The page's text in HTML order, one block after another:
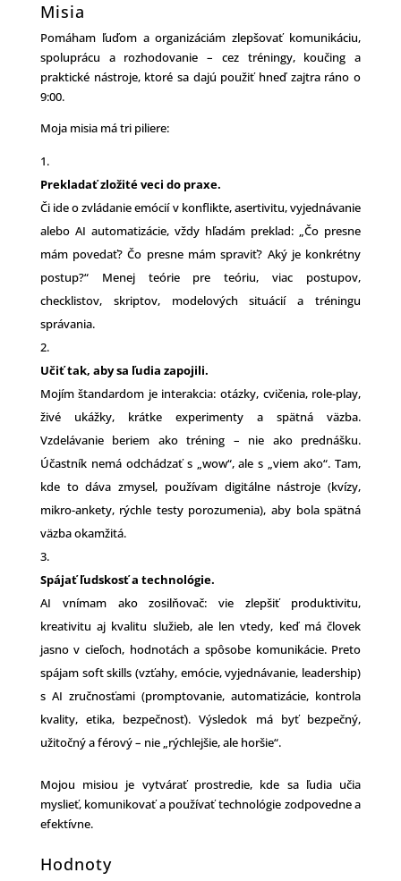
Misia
Pomáham ľuďom a organizáciám zlepšovať komunikáciu,
spoluprácu a rozhodovanie – cez tréningy, koučing a
praktické nástroje, ktoré sa dajú použiť hneď zajtra ráno o
9:00.
Moja misia má tri piliere:
Prekladať zložité veci do praxe.
Či ide o zvládanie emócií v konflikte, asertivitu, vyjednávanie
alebo AI automatizácie, vždy hľadám preklad: „Čo presne
mám povedať? Čo presne mám spraviť? Aký je konkrétny
postup?“ Menej teórie pre teóriu, viac postupov,
checklistov, skriptov, modelových situácií a tréningu
správania.
Učiť tak, aby sa ľudia zapojili.
Mojím štandardom je interakcia: otázky, cvičenia, role-play,
živé ukážky, krátke experimenty a spätná väzba.
Vzdelávanie beriem ako tréning – nie ako prednášku.
Účastník nemá odchádzať s „wow“, ale s „viem ako“. Tam,
kde to dáva zmysel, používam digitálne nástroje (kvízy,
mikro-ankety, rýchle testy porozumenia), aby bola spätná
väzba okamžitá.
Spájať ľudskosť a technológie.
AI vnímam ako zosilňovač: vie zlepšiť produktivitu,
kreativitu aj kvalitu služieb, ale len vtedy, keď má človek
jasno v cieľoch, hodnotách a spôsobe komunikácie. Preto
spájam soft skills (vzťahy, emócie, vyjednávanie, leadership)
s AI zručnosťami (promptovanie, automatizácie, kontrola
kvality, etika, bezpečnosť). Výsledok má byť bezpečný,
užitočný a férový – nie „rýchlejšie, ale horšie“.
Mojou misiou je vytvárať prostredie, kde sa ľudia učia
myslieť, komunikovať a používať technológie zodpovedne a
efektívne.
Hodnoty